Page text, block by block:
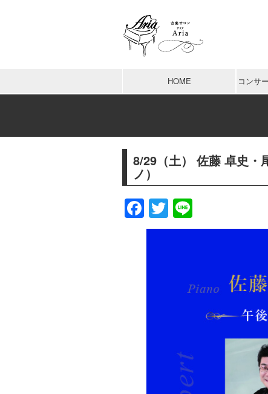
HOME コンサ
8/29（土） 佐藤 卓史・
ノ）
Facebook
Twitter